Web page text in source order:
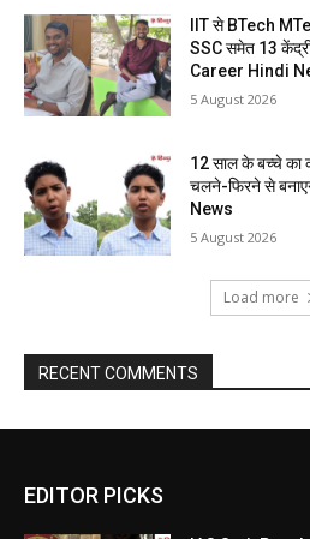
IIT से BTech
SSC समेत 13
Career Hindi
5 August 2026
12 साल के बच्चे का
चलने-फिरने से
News
5 August 2026
Load more
RECENT COMMENTS
EDITOR PICKS